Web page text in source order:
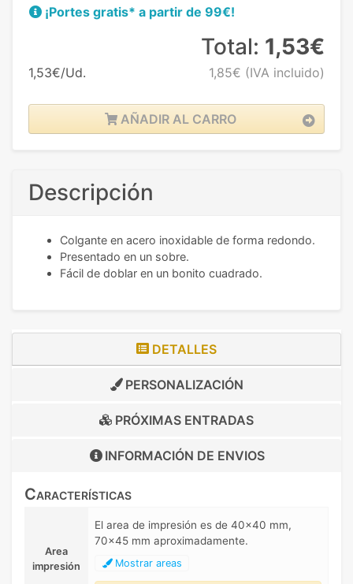
¡Portes gratis* a partir de 99€!
1,53€/Ud.
Total: 1,53€
1,85€ (IVA incluido)
AÑADIR AL CARRO
Descripción
Colgante en acero inoxidable de forma redondo.
Presentado en un sobre.
Fácil de doblar en un bonito cuadrado.
DETALLES
PERSONALIZACIÓN
PRÓXIMAS ENTRADAS
INFORMACIÓN DE ENVIOS
Características
Area
impresión
El area de impresión es de 40x40 mm,
70x45 mm aproximadamente.
Mostrar areas